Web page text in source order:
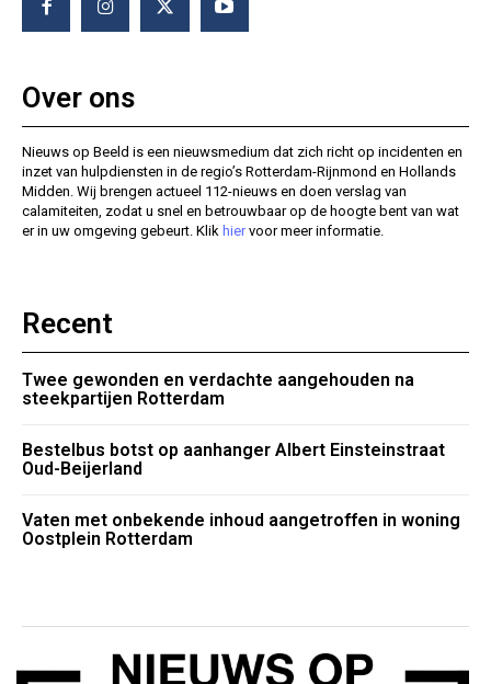
Over ons
Nieuws op Beeld is een nieuwsmedium dat zich richt op incidenten en
inzet van hulpdiensten in de regio’s Rotterdam-Rijnmond en Hollands
Midden. Wij brengen actueel 112-nieuws en doen verslag van
calamiteiten, zodat u snel en betrouwbaar op de hoogte bent van wat
er in uw omgeving gebeurt. Klik hiervoor meer informatie.
Recent
Twee gewonden en verdachte aangehouden na
steekpartijen Rotterdam
Bestelbus botst op aanhanger Albert Einsteinstraat
Oud-Beijerland
Vaten met onbekende inhoud aangetroffen in woning
Oostplein Rotterdam